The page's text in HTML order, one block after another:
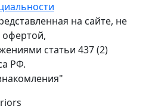
на сайте, не
офертой,
статьи 437 (2)
РФ.